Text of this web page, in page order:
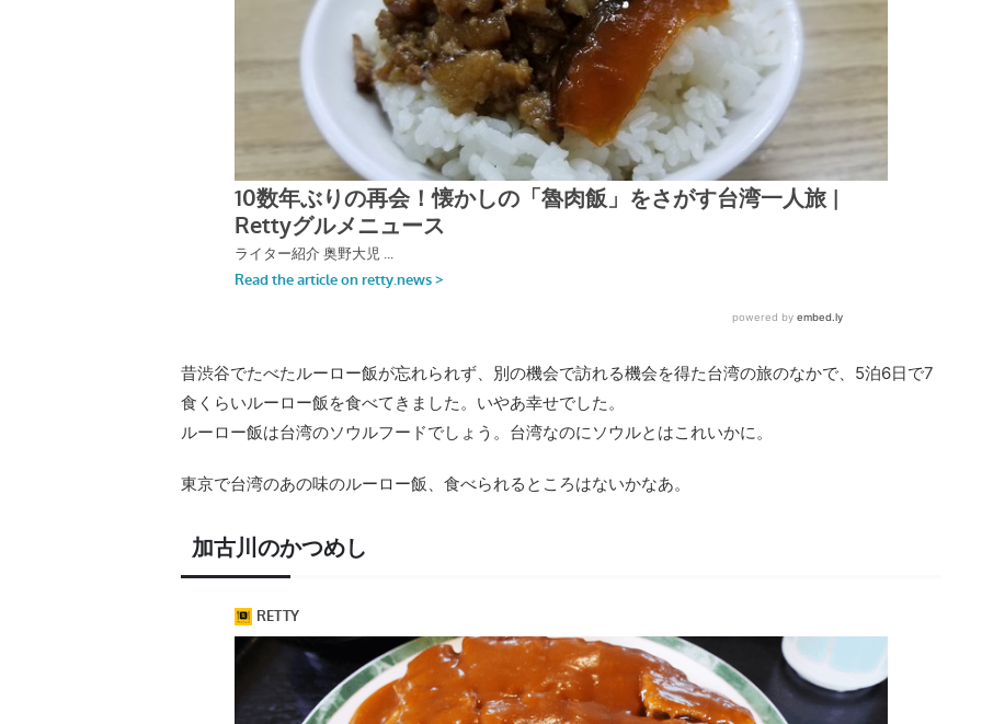
昔渋谷でたべたルーロー飯が忘れられず、別の機会で訪れる機会を得た台湾の旅のなかで、5泊6日で7
食くらいルーロー飯を食べてきました。いやあ幸せでした。
ルーロー飯は台湾のソウルフードでしょう。台湾なのにソウルとはこれいかに。
東京で台湾のあの味のルーロー飯、食べられるところはないかなあ。
加古川のかつめし